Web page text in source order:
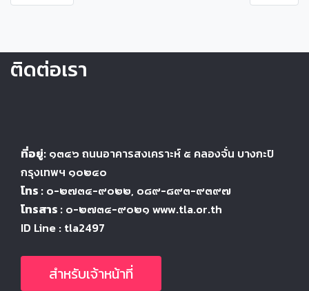
ติดต่อเรา
ที่อยู่: ๑๓๔๖ ถนนอาคารสงเคราะห์ ๕ คลองจั่น บางกะปิ
กรุงเทพฯ ๑๐๒๔๐
โทร : ๐-๒๗๓๔-๙๐๒๒, ๐๘๙-๘๙๓-๙๓๙๗
โทรสาร : ๐-๒๗๓๔-๙๐๒๑ www.tla.or.th
ID Line : tla2497
สำหรับเจ้าหน้าที่